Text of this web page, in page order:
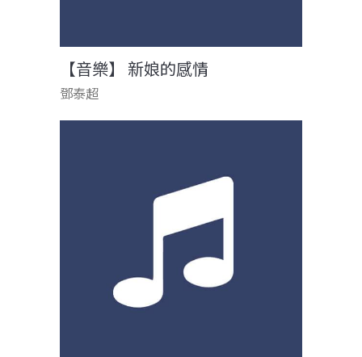
【音樂】 新娘的感情
鄧泰超